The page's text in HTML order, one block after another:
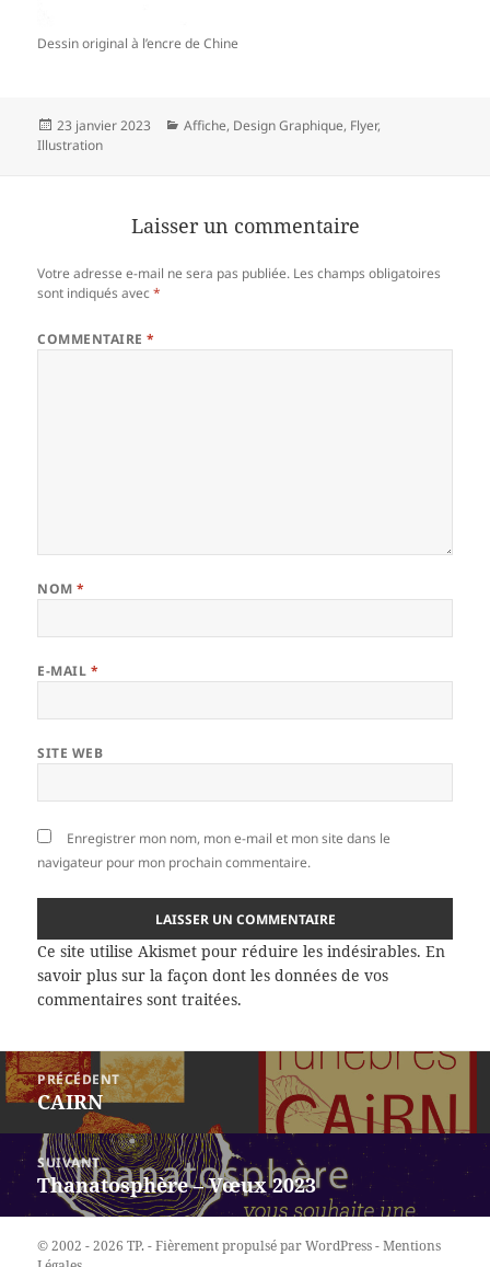
Dessin original à l’encre de Chine
Publié
le
23 janvier 2023 Catégories
Affiche, Design Graphique, Flyer,
Illustration
Laisser un commentaire
Votre adresse e-mail ne sera pas publiée. Les champs obligatoires
sont indiqués avec*
COMMENTAIRE*
NOM*
E-MAIL *
SITE WEB
Enregistrer mon nom, mon e-mail et mon site dans le
navigateur pour mon prochain commentaire.
Ce site utilise Akismet pour réduire les indésirables.En
savoir plus sur la façon dont les données de vos
commentaires sont traitées.
Navigation
de
l’article
PRÉCÉDENT
Article
précédent :
CAIRN
SUIVANT
Article
suivant :
Thanatosphère – Vœux 2023
© 2002 - 2026 TP. -Fièrement propulsé par WordPress-Mentions